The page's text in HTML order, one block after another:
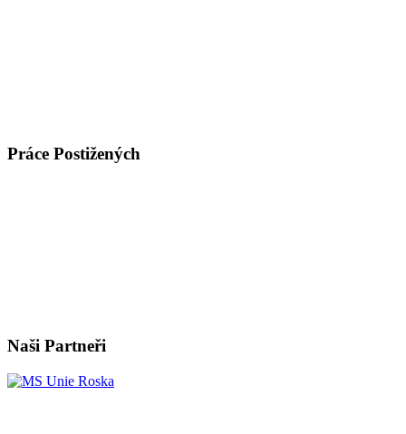
Práce Postižených
Naši Partneři